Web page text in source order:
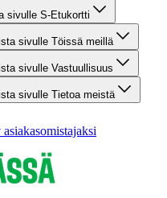
sivulle S-Etukortti
sivulle Töissä meillä
sivulle Vastuullisuus
sivulle Tietoa meistä